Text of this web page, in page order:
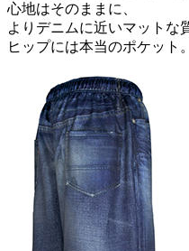
心地はそのままに、
よりデニムに近いマットな
ヒップには本当のポケット。